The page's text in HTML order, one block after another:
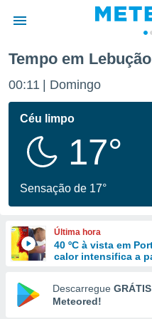
da
foi
fornecidas
a este
das
e
forma
digital
Tempo em Lebução
00:11 Domingo
Céu limpo
17°
Sensação de 17°
Última hora
40 ºC à vista em
calor intensifica a
Descarregue GRÁTIS
Meteored!